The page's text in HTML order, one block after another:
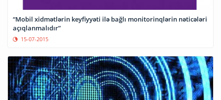
“Mobil xidmətlərin keyfiyyəti ilə bağlı monitorinqlərin nəticələri
açıqlanmalıdır”
15-07-2015